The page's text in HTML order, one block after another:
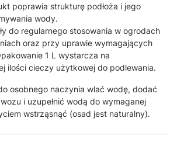
poprawia strukturę podłoża i jego
wody.
do regularnego stosowania w ogrodach
oraz przy uprawie wymagających
1 L wystarcza na
ilości cieczy użytkowej do podlewania.
osobnego naczynia wlać wodę, dodać
i uzupełnić wodą do wymaganej
wstrząsnąć (osad jest naturalny).